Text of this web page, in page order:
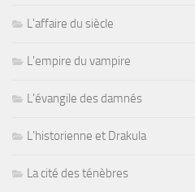
L'affaire du siècle
L'empire du vampire
L'évangile des damnés
L'historienne et Drakula
La cité des ténèbres